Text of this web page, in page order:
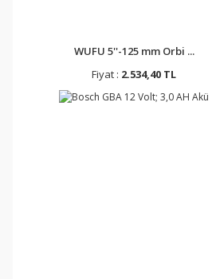
WUFU 5''-125 mm Orbi ...
Fiyat : 2.534,40 TL